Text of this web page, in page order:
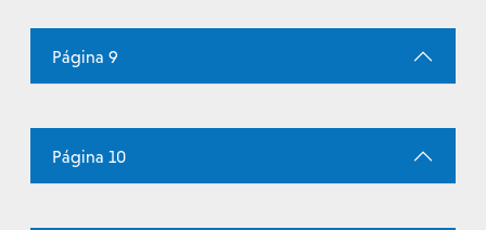
Página 9
Página 10